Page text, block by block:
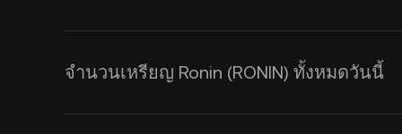
จำนวนเหรียญ Ronin (RONIN) ทั้งหมดวันนี้